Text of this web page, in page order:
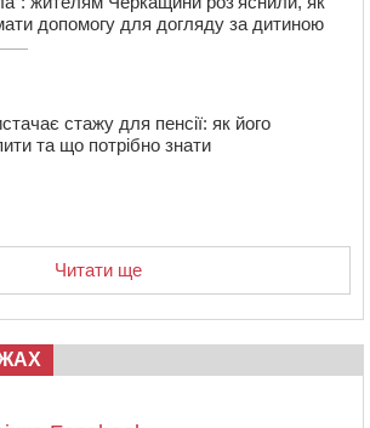
допомогу для догляду за дитиною
стажу для пенсії: як його
та що потрібно знати
Читати ще